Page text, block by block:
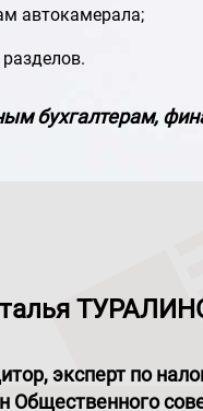
автокамерала;
бухгалтерам,
эксперт по
Общественного